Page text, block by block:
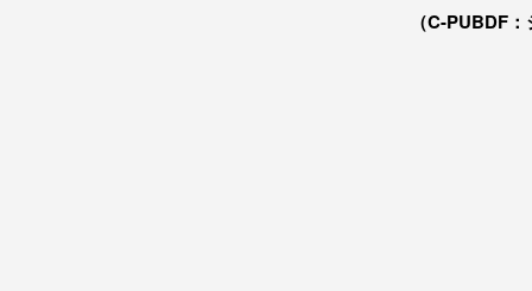
（C-PUBDF